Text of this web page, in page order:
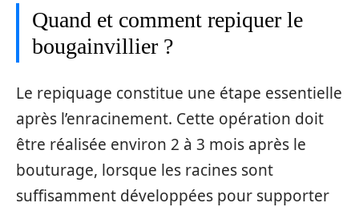
Quand et comment repiquer le
bougainvillier ?
Le repiquage constitue une étape essentielle
après l’enracinement. Cette opération doit
être réalisée environ 2 à 3 mois après le
bouturage, lorsque les racines sont
suffisamment développées pour supporter